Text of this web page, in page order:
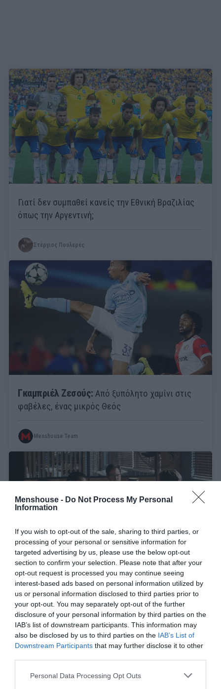
Menshouse - Do Not Process My Personal
Information
If you wish to opt-out of the sale, sharing to third parties, or
processing of your personal or sensitive information for
targeted advertising by us, please use the below opt-out
section to confirm your selection. Please note that after your
opt-out request is processed you may continue seeing
interest-based ads based on personal information utilized by
us or personal information disclosed to third parties prior to
your opt-out. You may separately opt-out of the further
disclosure of your personal information by third parties on the
IAB’s list of downstream participants. This information may
also be disclosed by us to third parties on the IAB’s List of
Downstream Participants that may further disclose it to other
Personal Data Processing Opt Outs
Γιατί δεν συμπαθεί κανείς την Εθνική Βραζιλίας
όπως την Αργεντινή;
Στέργιος Πουλερές
Γκαμπριέλ Ζεσούς: Από ξυπόλητο χαμίνι στις
φαβέλες, ένας μικρός Θεός
Menshouse Team
The Mechanism:Το επόμενο μεγάλο κόλλημα
αλά Narcos;
Στέργιος Πουλερές